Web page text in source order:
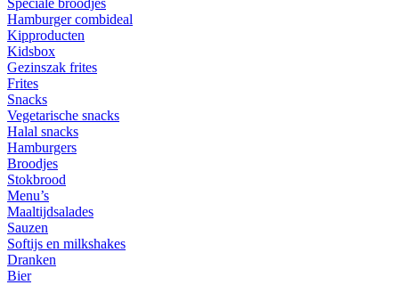
Speciale broodjes
Hamburger combideal
Kipproducten
Kidsbox
Gezinszak frites
Frites
Snacks
Vegetarische snacks
Halal snacks
Hamburgers
Broodjes
Stokbrood
Menu’s
Maaltijdsalades
Sauzen
Softijs en milkshakes
Dranken
Bier